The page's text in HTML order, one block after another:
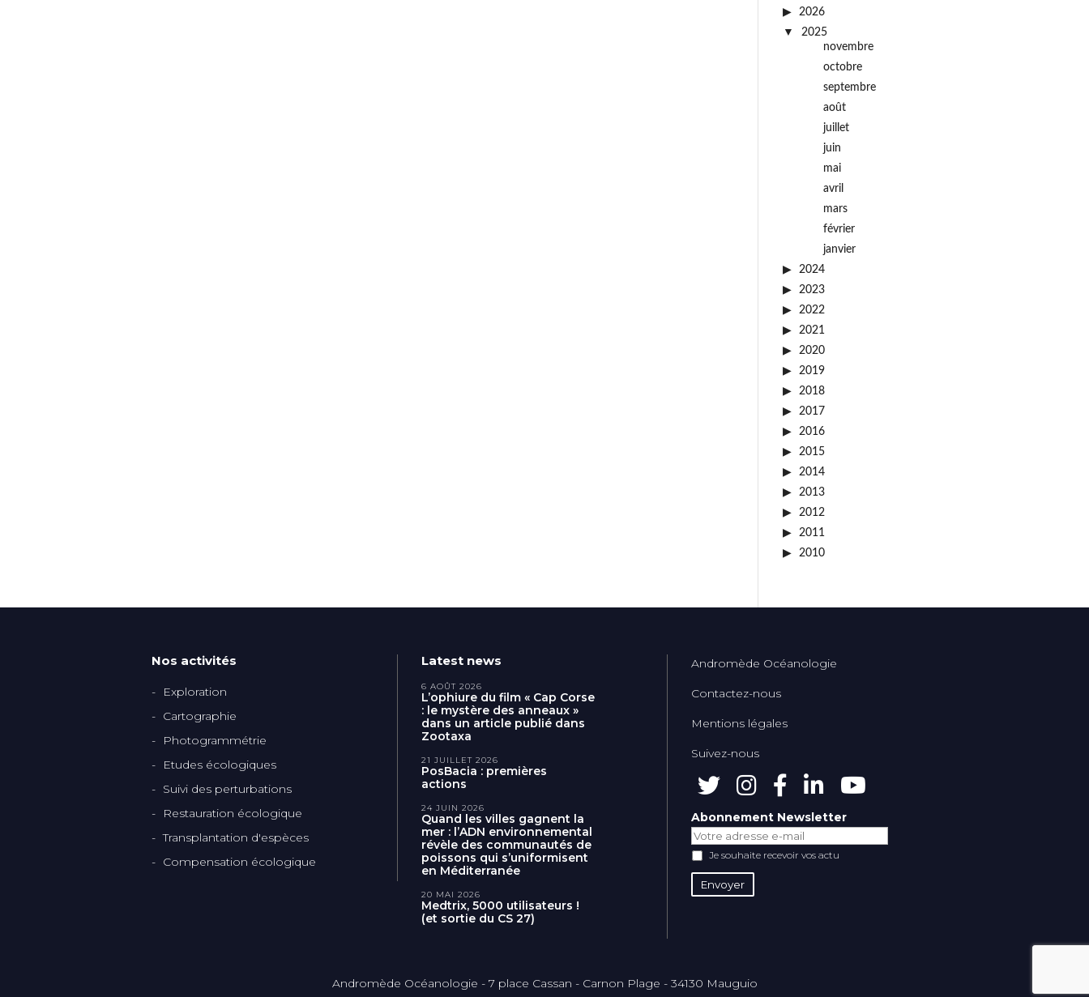
2026
2025
novembre
octobre
septembre
août
juillet
juin
mai
avril
mars
février
janvier
2024
2023
2022
2021
2020
2019
2018
2017
2016
2015
2014
2013
2012
2011
2010
Nos activités
Exploration
Cartographie
Photogrammétrie
Etudes écologiques
Suivi des perturbations
Restauration écologique
Transplantation d'espèces
Compensation écologique
Latest news
L’ophiure du film « Cap Corse
: le mystère des anneaux »
dans un article publié dans
Zootaxa
6 AOÛT 2026
PosBacia : premières
actions
21 JUILLET 2026
Quand les villes gagnent la
mer : l’ADN environnemental
révèle des communautés de
poissons qui s’uniformisent
en Méditerranée
24 JUIN 2026
Medtrix, 5000 utilisateurs !
(et sortie du CS 27)
20 MAI 2026
Andromède Océanologie
Contactez-nous
Mentions légales
Suivez-nous
Abonnement Newsletter
Je souhaite recevoir vos actu
Andromède Océanologie - 7 place Cassan - Carnon Plage - 34130 Mauguio